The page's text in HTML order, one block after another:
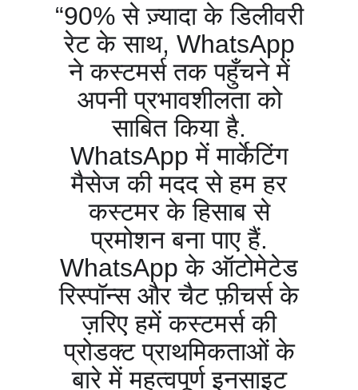
“90% से ज़्यादा के डिलीवरी
रेट के साथ, WhatsApp
ने कस्टमर्स तक पहुँचने में
अपनी प्रभावशीलता को
साबित किया है.
WhatsApp में मार्केटिंग
मैसेज की मदद से हम हर
कस्टमर के हिसाब से
प्रमोशन बना पाए हैं.
WhatsApp के ऑटोमेटेड
रिस्पॉन्स और चैट फ़ीचर्स के
ज़रिए हमें कस्टमर्स की
प्रोडक्ट प्राथमिकताओं के
बारे में महत्वपूर्ण इनसाइट